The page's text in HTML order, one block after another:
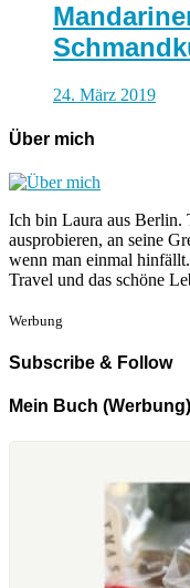
24. März 2019
Über mich
Ich bin Laura aus
ausprobieren, an seine
wenn man einmal
Travel und das schöne
Werbung
Subscribe & Follow
Mein Buch (Werbung)